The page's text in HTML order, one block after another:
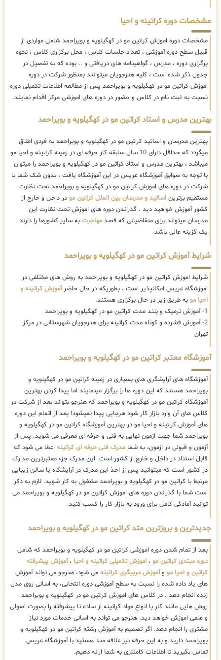
مشخصات دوره کراتینه و احیا
مشخصات دوره اموزش کراتین مو در کهگیلویه و بویراحمد شامل مواردی از
قبیل سطح دوره آموزشی ، تعداد جلسات کلاس ، محل برگزاری کلاس ، نحوه
برگزاری دوره ، مدرس ، گواهینامه های دریافتی و .. بوده که به تفصیل در
جدول ذکر شده است ، کلیه هنرجویان میتوانند بمنظور شرکت در دوره
اموزش کراتین مو در کهگیلویه و بویراحمد پس از مطالعه اطلاعات تکمیلی دوره
نسبت به ثبت نام در کلاس و حضور در دوره های اموزشی مرکز اقدام نمایند.
بهترین مدرس و استاد کراتین مو در کهگیلویه و بویراحمد
بهترین مدرسان و اساتید کراتین مو در کهگیلویه و بویراحمد به فردی اطلاق
میگردد که حداقل دارای 10 سال سابقه کار حرفه ای در زمینه کراتینه و احیا مو
میباشد ، بهترین مدرس و استاد کراتین مو در کهگیلویه و بویراحمد را میتوان
با توجه به سوابق آموزشگاه عریس در این آموزشگاه یافت ، بدون شک شما با
شرکت در دوره های اموزش کراتین مو در کهگیلویه و بویراحمد تحت نظارت
مستقیم برترین اساتید و مدرسان بین الملل کراتین مو در داخل و خارج از
کشور آموزش خواهید دید . گذراندن دوره های اموزش تحت نظارت این
مدرسان میتواند برای متقاضیانی که قصد مهاجرت به سایر کشورها را دارند
یک گزینه عالی باشد
شرایط آموزش کراتین مو در کهگیلویه و بویراحمد
شرایط اموزش کراتین مو در کهگیلویه و بویراحمد به روش های مختلفی در
اموزشگاه عریس امکانپذیر است ، بطوریکه در حال حاضرآموزش کراتینه و
احیا مو به طریق زیر در حال برگزاری هستند:
1- آموزش ترمیک و بلند مدت کراتین مو در کهگیلویه و بویراحمد
2- آموزش فشرده و کوتاه مدت کراتینه برای هنرجویان شهرستانی در مرکز
تهران
آموزشگاه معتبر کراتین مو در کهگیلویه و بویراحمد
آموزشگاه های آرایشگری های بسیاری در زمینه کراتین مو در کهگیلویه و
بویراحمد هستند که این دوره ها را برگزار مینمایند اما پیدا کردن بهترین
آموزشگاه کراتین مو در کهگیلویه و بویراحمد که هنرجو بتواند بعد از شرکت در
کلاس های آن وارد بازار کار شود هرجایی پیدا نمیشود! بعد از اتمام این دوره
های آموزش کراتینه و احیا مو در بهترین آموزشگاه کراتین مو در کهگیلویه و
بویراحمد شما جهت ازمون نهایی به فنی و حرفه ای معرفی می شوید. پس از
آزمون و قبولی در ازمون، به شما مدرک فنی حرفه ای کراتینه اعطا می شود که
قابل استناد در داخل و خارج از کشور است. این مدرک جزء معتبرترین مدارک
در کشور است که میتوانید پس از اخذ این مدرک در آرایشگاه یا سالن زیبایی
مرتبط با کراتین مو در کهگیلویه و بویراحمد مشغول به کار شوید. لازم به ذکر
است شما با گذراندن دوره های اموزش کراتین مو در کهگیلویه و بویراحمد می
توانید آمادگی کامل برای ورود به بازار کار را کسب کنید.
جدیدترین و بروزترین متد کراتین مو در کهگیلویه و بویراحمد
بعد از تمام شدن دوره اموزشی کراتین مو در کهگیلویه و بویراحمد که شامل
دوره مبتدی کراتین مو ، اموزش تکمیلی کراتینه و احیا ،آموزش پیشرفته
کراتین و احیا مو وآموزش مربیگری کراتینه می شود، هنرجو می تواند آموزش
های یاد داده شده را نسبت به سطح آموزشی دوره انتخابی، به اسانی روی مدل
زنده انجام دهد . در کلاس های اموزش کراتین مو در کهگیلویه و بویراحمد
روش هایی مانند کار با انواع مواد کراتینه از ساده تا پیشرفته را بصورت اصولی
و علمی اموزش خواهد دید. هنرجو می تواند به اسانی خدمات مورد نیاز
مشتری را انجام دهد. اگر تصمیم به آموزش رشته کراتین مو در کهگیلویه و
بویراحمد دارید و به این حرفه نیز علاقه مند هستید با آموزشگاه عریس
تماس بگیرید تا اطلاعات کاملتری به شما ارائه دهیم.